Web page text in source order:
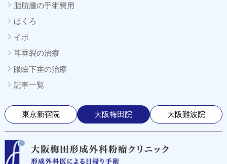
脂肪腫の手術費用
ほくろ
イボ
耳垂裂の治療
眼瞼下垂の治療
記事一覧
東京新宿院 大阪梅田院 大阪難波院